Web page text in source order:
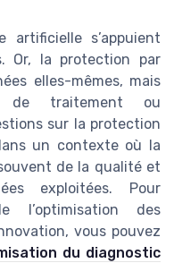
artificielle s’appuient
Or, la protection par
elles-mêmes, mais
de traitement ou
sur la protection
un contexte où la
de la qualité et
exploitées. Pour
l’optimisation des
vous pouvez
du diagnostic